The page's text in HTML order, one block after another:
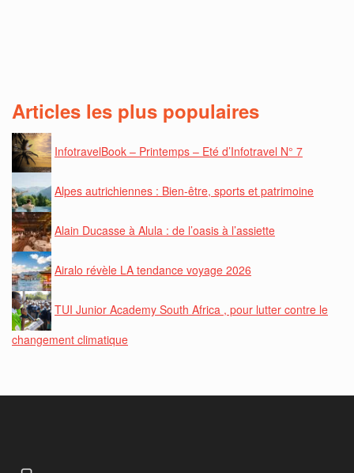
Articles les plus populaires
InfotravelBook – Printemps – Eté d’Infotravel N° 7
Alpes autrichiennes : Bien-être, sports et patrimoine
Alain Ducasse à Alula : de l’oasis à l’assiette
Airalo révèle LA tendance voyage 2026
TUI Junior Academy South Africa , pour lutter contre le
changement climatique